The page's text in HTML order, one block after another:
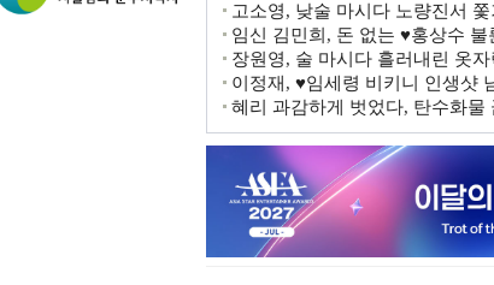
고소영, 낮술 마시다 노량진서
임신 김민희, 돈 없는 ♥홍상수
장원영, 술 마시다 흘러내린 옷
이정재, ♥임세령 비키니 인생샷
혜리 과감하게 벗었다, 탄수화물